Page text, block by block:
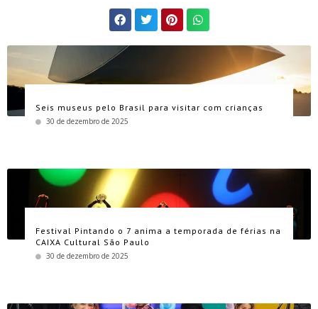
Seis museus pelo Brasil para visitar com crianças
30 de dezembro de 2025
Festival Pintando o 7 anima a temporada de férias na
CAIXA Cultural São Paulo
30 de dezembro de 2025